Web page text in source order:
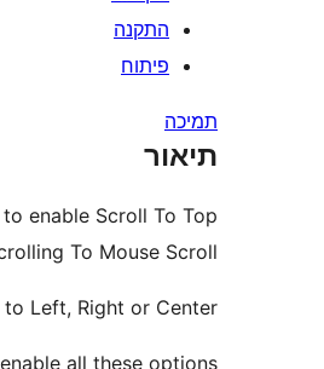
התקנה
פיתוח
תמיכה
תיאור
enable Scroll To Top
To Mouse Scroll.
Left, Right or Center.
all these options.